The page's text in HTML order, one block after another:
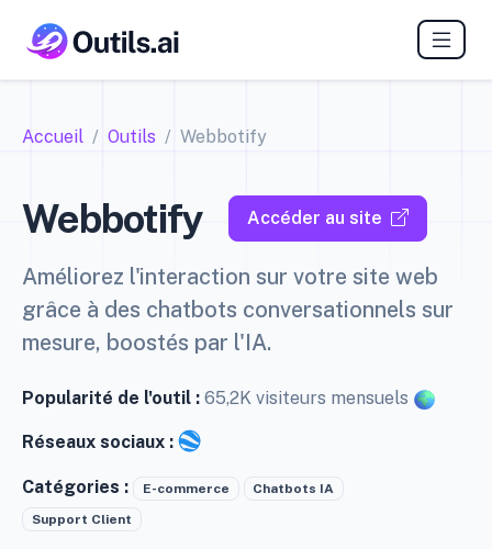
Accueil Outils Webbotify
Webbotify Accéder au site
Améliorez l'interaction sur votre site web
grâce à des chatbots conversationnels sur
mesure, boostés par l'IA.
Popularité de l'outil : 65,2K visiteurs mensuels
Réseaux sociaux :
Catégories : E-commerce Chatbots IA
Support Client